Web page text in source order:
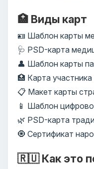
🏥 Виды карт
🪪 Шаблон карты
🩺 PSD-карта
👤 Шаблон карты
🏥 Карта
📋 Макет карты
📱 Шаблон
🌿 PSD-карта
🧿 Сертификат
🇷🇺 Как это